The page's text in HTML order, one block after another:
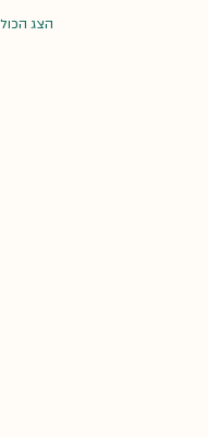
הצג הכול